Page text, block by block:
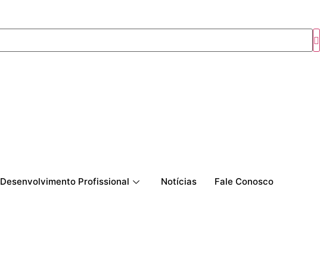
Desenvolvimento Profissional Notícias Fale Conosco